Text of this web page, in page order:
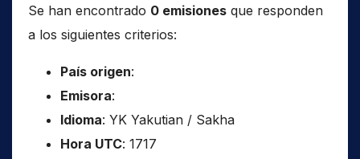
Se han encontrado 0 emisiones que responden
a los siguientes criterios:
País origen:
Emisora:
Idioma: YK Yakutian / Sakha
Hora UTC: 1717